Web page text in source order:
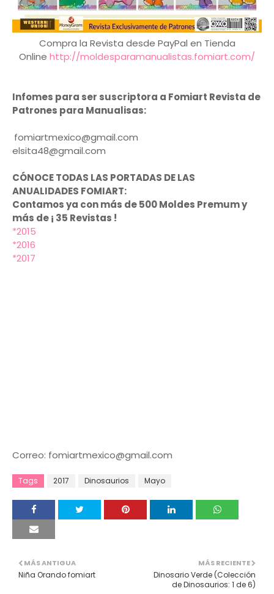
Compra la Revista desde PayPal en Tienda
Online http://moldesparamanualistas.fomiart.com/
Infomes para ser suscriptora a Fomiart Revista de
Patrones para Manualisas:
fomiartmexico@gmail.com
elsita48@gmail.com
CÓNOCE TODAS LAS PORTADAS DE LAS
ANUALIDADES FOMIART:
Contamos ya con más de 500 Moldes Premum y
más de ¡ 35 Revistas !
*2015
*2016
*2017
Correo: fomiartmexico@gmail.com
Tags 2017 Dinosaurios Mayo
MÁS RECIENTE
Dinosario Verde (Colección
de Dinosaurios: 1 de 6)
MÁS ANTIGUA
Niña Orando fomiart